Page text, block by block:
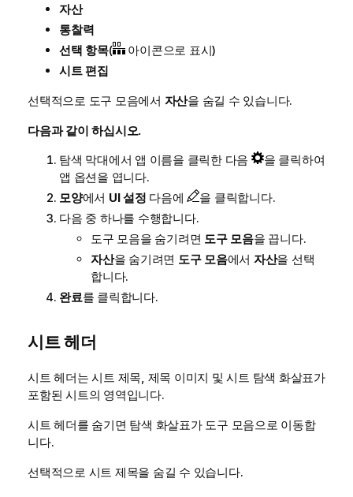
자산
통찰력
선택 항목(
아이콘으로 표시)
시트 편집
선택적으로 도구 모음에서 자산을 숨길 수 있습니다.
다음과 같이 하십시오.
탐색 막대에서 앱 이름을 클릭한 다음
을 클릭하여
앱 옵션을 엽니다.
모양에서 UI 설정 다음에
을 클릭합니다.
다음 중 하나를 수행합니다.
도구 모음을 숨기려면 도구 모음을 끕니다.
자산을 숨기려면 도구 모음에서 자산을 선택
합니다.
완료를 클릭합니다.
시트 헤더
시트 헤더는 시트 제목, 제목 이미지 및 시트 탐색 화살표가
포함된 시트의 영역입니다.
시트 헤더를 숨기면 탐색 화살표가 도구 모음으로 이동합
니다.
선택적으로 시트 제목을 숨길 수 있습니다.